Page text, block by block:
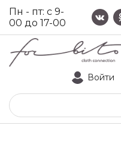
Пн - пт: с 9-
00 до 17-00
Войти